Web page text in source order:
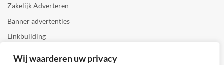
Wij waarderen uw privacy
Zakelijk Adverteren
Banner advertenties
Linkbuilding